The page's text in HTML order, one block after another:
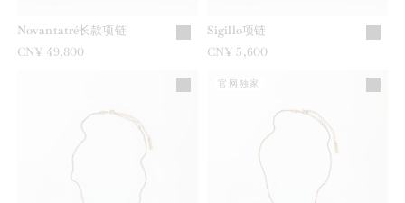
Novantatré长款项链
CN¥ 49,800
Sigillo项链
CN¥ 5,600
官网独家